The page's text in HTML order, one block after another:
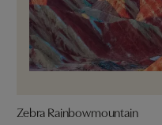
Zebra Rainbowmountain